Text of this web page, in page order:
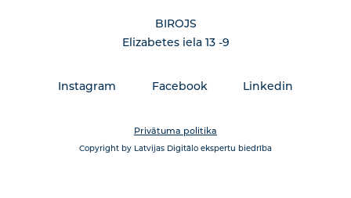
BIROJS
Elizabetes iela 13 -9
Instagram Facebook Linkedin
Privātuma politika
Copyright by Latvijas Digitālo ekspertu biedrība